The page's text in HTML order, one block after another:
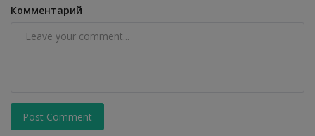
Комментарий
Post Comment